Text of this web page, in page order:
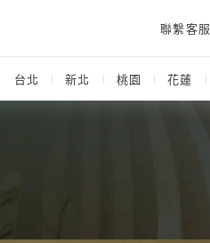
聯繫客服
台北 新北 桃園 花蓮